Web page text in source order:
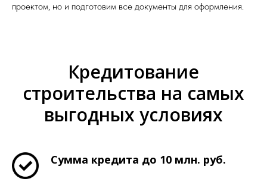
проектом, но и подготовим все документы для оформления.
Кредитование
строительства на самых
выгодных условиях
Сумма кредита до 10 млн. руб.